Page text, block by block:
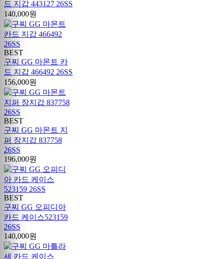
드 지갑 443127 26SS
140,000원
BEST
구찌 GG 마몬트 카
드 지갑 466492 26SS
156,000원
BEST
구찌 GG 마몬트 지
퍼 장지갑 837758
26SS
196,000원
BEST
구찌 GG 오피디아
카드 케이스523159
26SS
140,000원